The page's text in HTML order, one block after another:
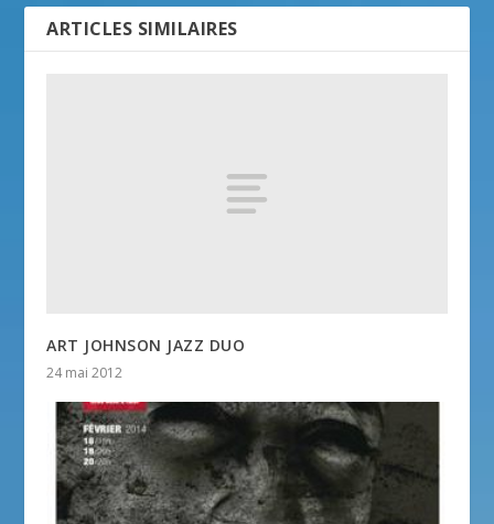
ARTICLES SIMILAIRES
ART JOHNSON JAZZ DUO
24 mai 2012